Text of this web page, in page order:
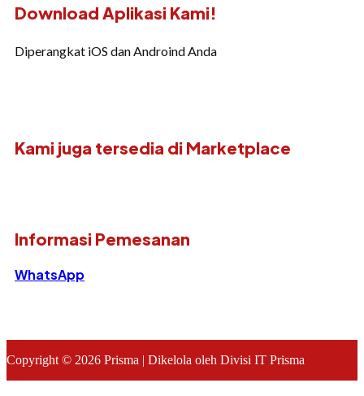
Download Aplikasi Kami!
Diperangkat iOS dan Androind Anda
Kami juga tersedia di Marketplace
Informasi Pemesanan
WhatsApp
Copyright © 2026 Prisma | Dikelola oleh Divisi IT Prisma